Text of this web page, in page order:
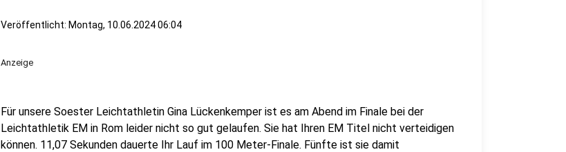
Veröffentlicht: Montag, 10.06.2024 06:04
Anzeige
Für unsere Soester Leichtathletin Gina Lückenkemper ist es am Abend im Finale bei der
Leichtathletik EM in Rom leider nicht so gut gelaufen. Sie hat Ihren EM Titel nicht verteidigen
können. 11,07 Sekunden dauerte Ihr Lauf im 100 Meter-Finale. Fünfte ist sie damit